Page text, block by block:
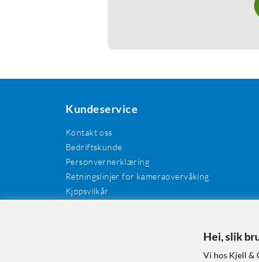
Kundeservice
Kontakt oss
Bedriftskunde
Personvernerklæring
Retningslinjer for kameraovervåking
Kjøpsvilkår
Hei, slik
Vi hos Kjell &